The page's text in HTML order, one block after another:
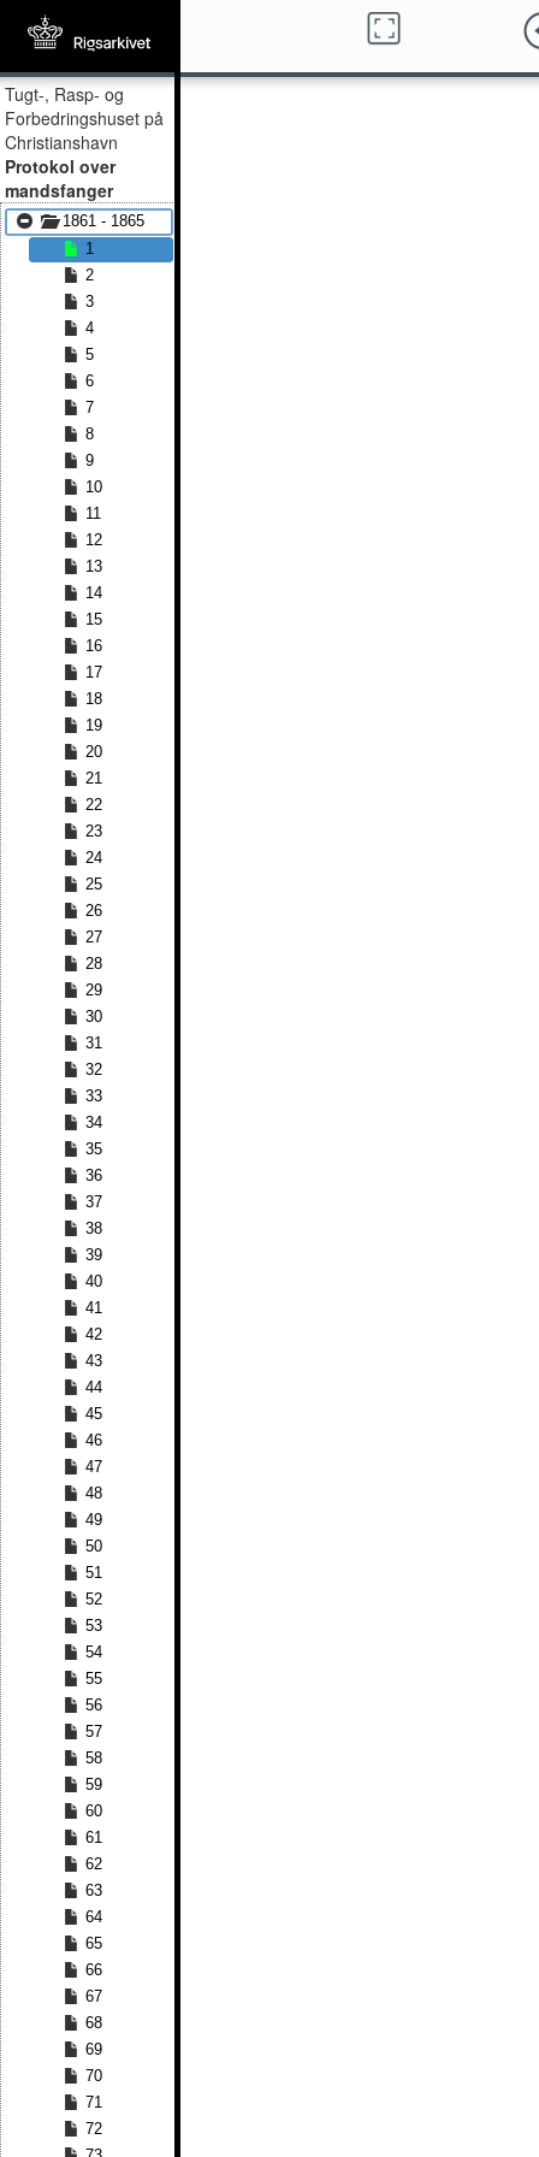
Tugt-, Rasp- og
Forbedringshuset på
Christianshavn
Protokol over
mandsfanger
1861 - 1865
1
2
3
4
5
6
7
8
9
10
11
12
13
14
15
16
17
18
19
20
21
22
23
24
25
26
27
28
29
30
31
32
33
34
35
36
37
38
39
40
41
42
43
44
45
46
47
48
49
50
51
52
53
54
55
56
57
58
59
60
61
62
63
64
65
66
67
68
69
70
71
72